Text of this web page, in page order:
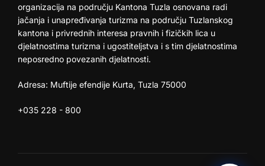
organizacija na području Kantona Tuzla osnovana radi
jačanja i unapređivanja turizma na području Tuzlanskog
kantona i privrednih interesa pravnih i fizičkih lica u
djelatnostima turizma i ugostiteljstva i s tim djelatnostima
neposredno povezanih djelatnosti.
Adresa: Muftije efendije Kurta, Tuzla 75000
+035 228 - 800